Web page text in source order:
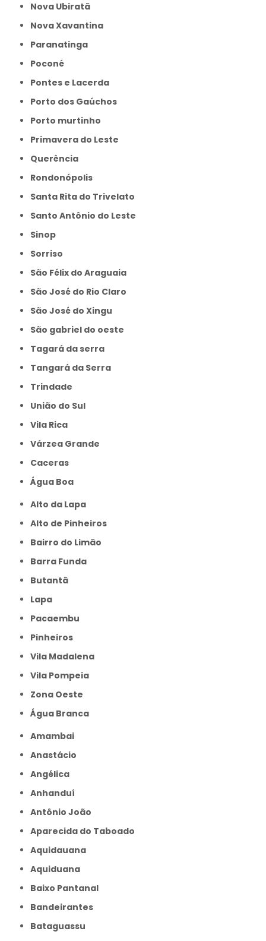
Nova Ubiratã
Nova Xavantina
Paranatinga
Poconé
Pontes e Lacerda
Porto dos Gaúchos
Porto murtinho
Primavera do Leste
Querência
Rondonópolis
Santa Rita do Trivelato
Santo Antônio do Leste
Sinop
Sorriso
São Félix do Araguaia
São José do Rio Claro
São José do Xingu
São gabriel do oeste
Tagará da serra
Tangará da Serra
Trindade
União do Sul
Vila Rica
Várzea Grande
caceras
Água Boa
Alto da Lapa
Alto de Pinheiros
Bairro do Limão
Barra Funda
Butantã
Lapa
Pacaembu
Pinheiros
Vila Madalena
Vila Pompeia
Zona Oeste
Água Branca
Amambai
Anastácio
Angélica
Anhanduí
Antônio João
Aparecida do Taboado
Aquidauana
Aquiduana
Baixo Pantanal
Bandeirantes
Bataguassu